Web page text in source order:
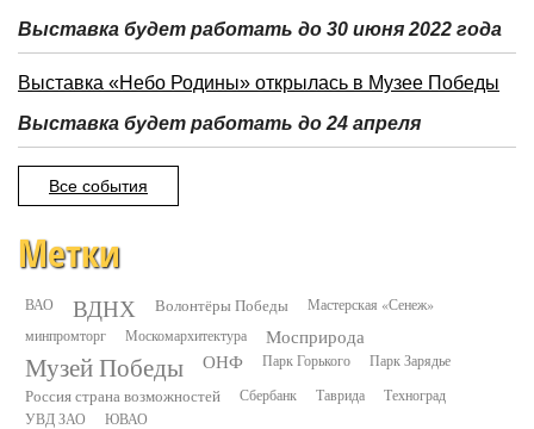
Выставка будет работать до 30 июня 2022 года
Выставка «Небо Родины» открылась в Музее Победы
Выставка будет работать до 24 апреля
Все события
Метки
ВАО ВДНХ Волонтёры Победы
Мастерская «Сенеж»
минпромторг
Москомархитектура Мосприрода
Музей Победы ОНФ Парк Горького Парк Зарядье
Россия страна возможностей Сбербанк Таврида
Техноград
УВД ЗАО
ЮВАО